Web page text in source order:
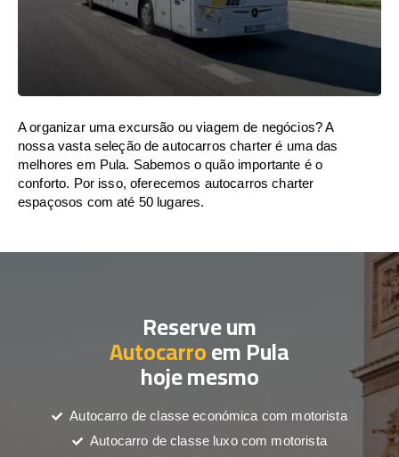
A organizar uma excursão ou viagem de negócios? A
nossa vasta seleção de autocarros charter é uma das
melhores em Pula. Sabemos o quão importante é o
conforto. Por isso, oferecemos autocarros charter
espaçosos com até 50 lugares.
Reserve um
Autocarroem Pula
hoje mesmo
Autocarro de classe económica com motorista
Autocarro de classe luxo com motorista